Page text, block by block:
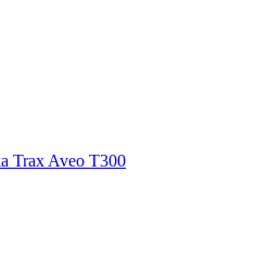
Trax Aveo T300